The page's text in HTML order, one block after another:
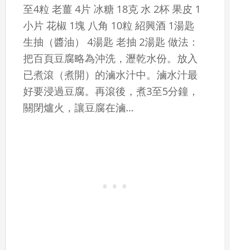
至4粒 老薑 4片 冰糖 18克 水 2杯 果皮 1
小片 花椒 1塊 八角 10粒 紹興酒 1湯匙
生抽（醬油） 4湯匙 老抽 2湯匙 做法：
把百頁豆腐略為沖洗，瀝乾水份。放入
已煮滾（煮開）的滷水汁中。滷水汁最
好要浸過豆腐。再滾後，煮3至5分鐘，
關閉爐火，讓豆腐在滷...